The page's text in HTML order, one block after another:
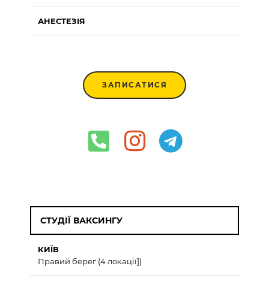
АНЕСТЕЗІЯ
ЗАПИСАТИСЯ
СТУДІЇ ВАКСИНГУ
КИЇВ
Правий берег (4 локації])